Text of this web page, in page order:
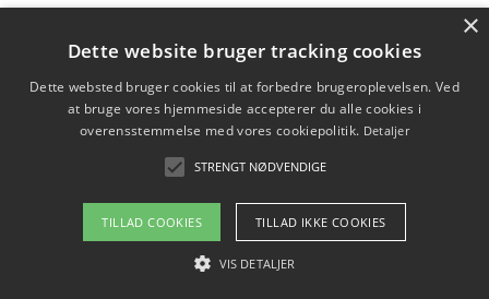
Sådan får du hjælp til en hjemmeside uden binding
Copyright 2026 - Pilanto Aps
Om / kontakt
Blog Betingelser
×
Dette website bruger tracking cookies
Dette websted bruger cookies til at forbedre brugeroplevelsen. Ved
at bruge vores hjemmeside accepterer du alle cookies i
overensstemmelse med vores cookiepolitik. Detaljer
STRENGT NØDVENDIGE
TILLAD COOKIES TILLAD IKKE COOKIES
VIS DETALJER